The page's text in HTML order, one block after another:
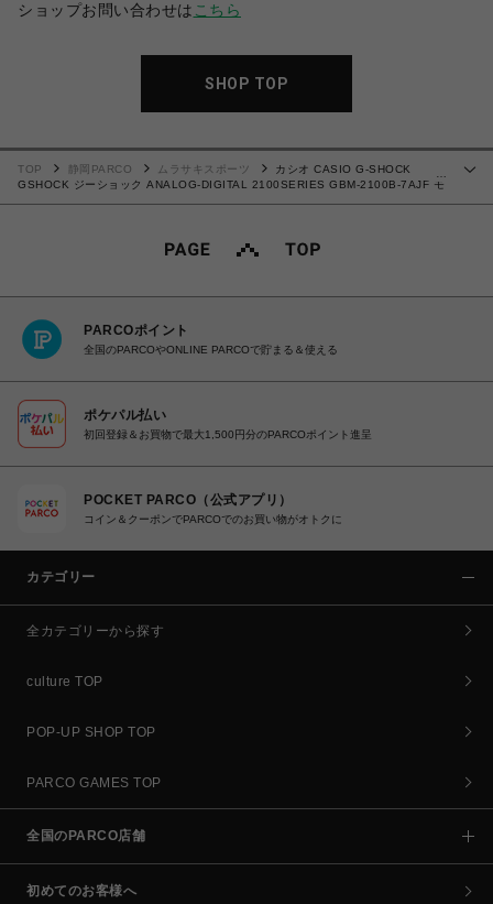
ショップお問い合わせは こちら
SHOP TOP
TOP 静岡PARCO ムラサキスポーツ
カシオ CASIO G-SHOCK
GSHOCK ジーショック ANALOG-DIGITAL 2100SERIES GBM-2100B-7AJF モ
PARCOポイント
全国のPARCOやONLINE PARCOで貯まる＆使える
ポケパル払い
初回登録＆お買物で最大1,500円分のPARCOポイント進呈
POCKET PARCO（公式アプリ）
コイン＆クーポンでPARCOでのお買い物がオトクに
カテゴリー
全カテゴリーから探す
culture TOP
POP-UP SHOP TOP
PARCO GAMES TOP
全国のPARCO店舗
初めてのお客様へ